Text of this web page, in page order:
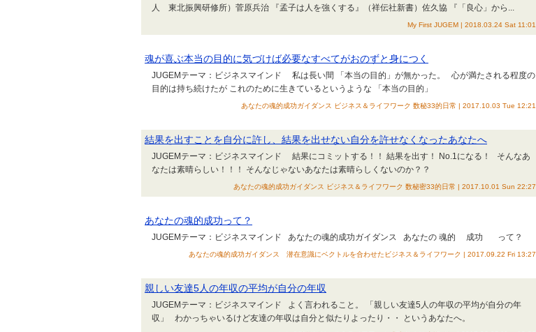
人 東北振興研修所）菅原兵治 『孟子は人を強くする』（祥伝社新書）佐久協 『「良心」から...
My First JUGEM | 2018.03.24 Sat 11:01
魂が喜ぶ本当の目的に気づけば必要なすべてがおのずと身につく
JUGEMテーマ：ビジネスマインド 私は長い間 「本当の目的」が無かった。 心が満たされる程度の
目的は持ち続けたが これのために生きているというような 「本当の目的」
あなたの魂的成功ガイダンス ビジネス＆ライフワーク 数秘33的日常 | 2017.10.03 Tue 12:21
結果を出すことを自分に許し、結果を出せない自分を許せなくなったあなたへ
JUGEMテーマ：ビジネスマインド 結果にコミットする！！ 結果を出す！ No.1になる！ そんなあ
なたは素晴らしい！！！ そんなじゃないあなたは素晴らしくないのか？？
あなたの魂的成功ガイダンス ビジネス＆ライフワーク 数秘密33的日常 | 2017.10.01 Sun 22:27
あなたの魂的成功って？
JUGEMテーマ：ビジネスマインド あなたの魂的成功ガイダンス あなたの 魂的 成功 って？
あなたの魂的成功ガイダンス 潜在意識にベクトルを合わせたビジネス＆ライフワーク | 2017.09.22 Fri 13:27
親しい友達5人の年収の平均が自分の年収
JUGEMテーマ：ビジネスマインド よく言われること。 「親しい友達5人の年収の平均が自分の年
収」 わかっちゃいるけど友達の年収は自分と似たりよったり・・ というあなたへ。